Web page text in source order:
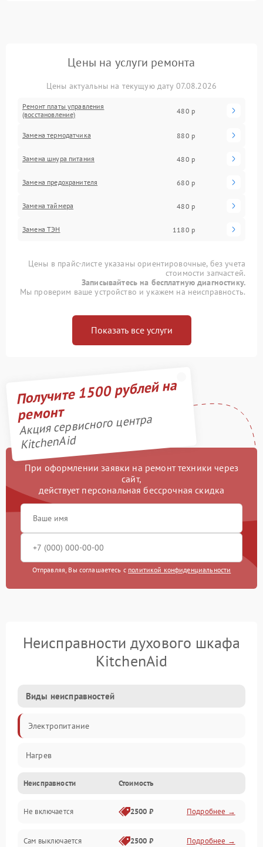
Цены на услуги ремонта
Цены актуальны на текущую дату 07.08.2026
Ремонт платы управления
(восстановление)
480 р
Замена термодатчика 880 р
Замена шнура питания 480 р
Замена предохранителя 680 р
Замена таймера 480 р
Замена ТЭН 1180 р
Цены в прайс-листе указаны ориентировочные, без учета
стоимости запчастей.
Записывайтесь на бесплатную диагностику.
Мы проверим ваше устройство и укажем на неисправность.
Показать все услуги
Получите 1500 рублей на
ремонт
Акция сервисного центра
KitchenAid
При оформлении заявки на ремонт техники через
сайт,
действует персональная бессрочная скидка
Отправляя, Вы соглашаетесь с политикой конфиденциальности
Неисправности духового шкафа
KitchenAid
Виды неисправностей
Электропитание
Нагрев
Неисправности Стоимость
Не включается 2500 ₽ Подробнее →
Сам выключается 2500 ₽ Подробнее →